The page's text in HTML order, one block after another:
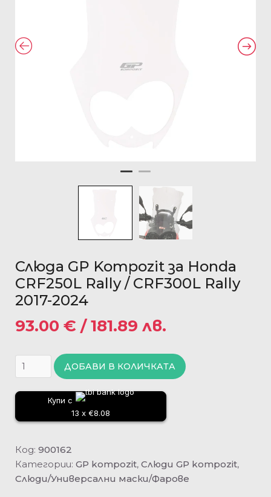
Слюда GP Kompozit за Honda
CRF250L Rally / CRF300L Rally
2017-2024
93.00 € / 181.89 лв.
ДОБАВИ В КОЛИЧКАТА
Купи с
13 x €8.08
Код: 900162
Категории: GP kompozit, Слюди GP kompozit,
Слюди/Универсални маски/Фарове